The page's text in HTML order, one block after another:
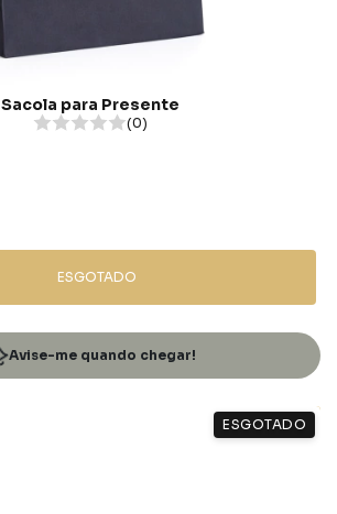
Sacola para Presente
(0)
ESGOTADO
Avise-me quando chegar!
ESGOTADO